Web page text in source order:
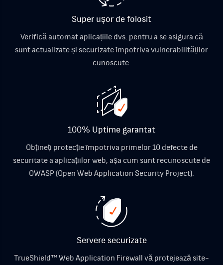
Super ușor de folosit
Verifică automat aplicațiile dvs. pentru a se asigura că
sunt actualizate și securizate împotriva vulnerabilităților
cunoscute.
100% Uptime garantat
Obțineți protecție împotriva primelor 10 defecte de
securitate a aplicațiilor web, așa cum sunt recunoscute de
OWASP (Open Web Application Security Project).
Servere securizate
TrueShield™ Web Application Firewall vă protejează site-